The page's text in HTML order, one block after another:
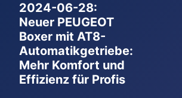
2024-06-28:
Neuer PEUGEOT
Boxer mit AT8-
Automatikgetriebe:
Mehr Komfort und
Effizienz für Profis